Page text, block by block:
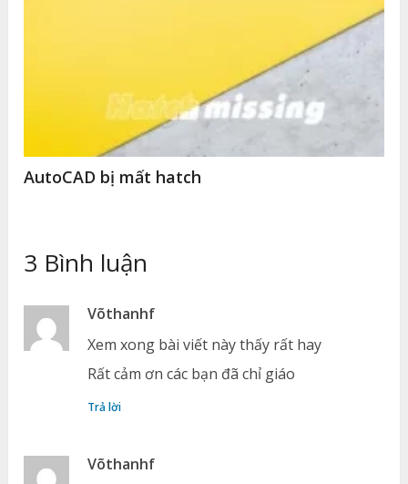
AutoCAD bị mất hatch
3 Bình luận
Võthanhf
Xem xong bài viết này thấy rất hay
Rất cảm ơn các bạn đã chỉ giáo
Trả lời
Võthanhf